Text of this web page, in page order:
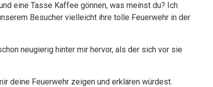
eine Tasse Kaffee gönnen, was meinst du? Ich
Besucher vielleicht ihre tolle Feuerwehr in der
neugierig hinter mir hervor, als der sich vor sie
deine Feuerwehr zeigen und erklären würdest.